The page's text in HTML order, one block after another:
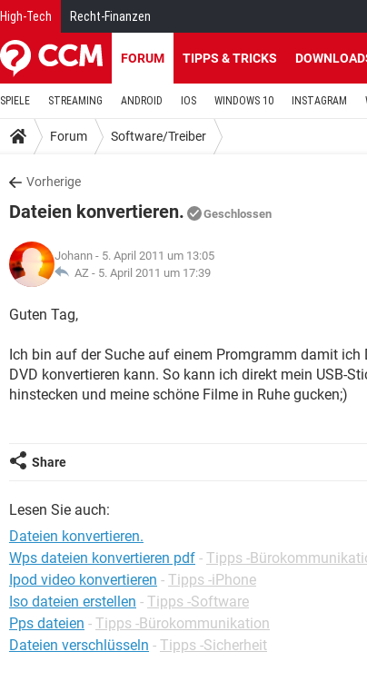
High-Tech Recht-Finanzen
FORUM TIPPS & TRICKS
SPIELE STREAMING ANDROID IOS WINDOWS 10 INSTAGRAM
Forum Software/Treiber
Vorherige
Dateien konvertieren. Geschlossen
Johann - 5. April 2011 um 13:05
AZ - 5. April 2011 um 17:39
Guten Tag,
Ich bin auf der Suche auf einem Promgramm damit ich
DVD konvertieren kann. So kann ich direkt mein USB-
hinstecken und meine schöne Filme in Ruhe gucken;)
Share
Lesen Sie auch:
Dateien konvertieren.
Wps dateien konvertieren pdf - Tipps -
Ipod video konvertieren - Tipps -iPhone
Iso dateien erstellen - Tipps -Software
Pps dateien - Tipps -Bürokommunikation
Dateien verschlüsseln - Tipps -Sicherheit